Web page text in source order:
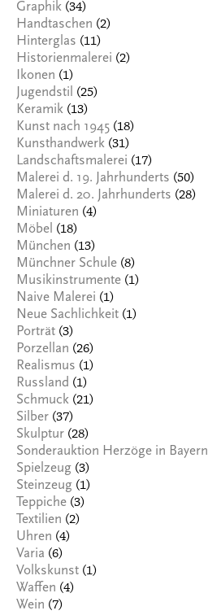
Graphik (34)
Handtaschen (2)
Hinterglas (11)
Historienmalerei (2)
Ikonen (1)
Jugendstil (25)
Keramik (13)
Kunst nach 1945 (18)
Kunsthandwerk (31)
Landschaftsmalerei (17)
Malerei d. 19. Jahrhunderts (50)
Malerei d. 20. Jahrhunderts (28)
Miniaturen (4)
Möbel (18)
München (13)
Münchner Schule (8)
Musikinstrumente (1)
Naive Malerei (1)
Neue Sachlichkeit (1)
Porträt (3)
Porzellan (26)
Realismus (1)
Russland (1)
Schmuck (21)
Silber (37)
Skulptur (28)
Sonderauktion Herzöge in Bayern
Spielzeug (3)
Steinzeug (1)
Teppiche (3)
Textilien (2)
Uhren (4)
Varia (6)
Volkskunst (1)
Waffen (4)
Wein (7)